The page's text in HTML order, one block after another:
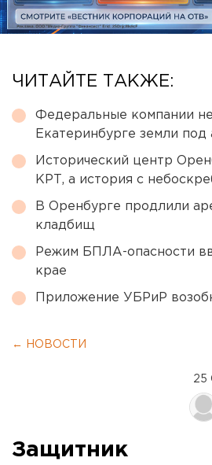
ЧИТАЙТЕ ТАКЖЕ:
Федеральные компании
Екатеринбурге земли под
Исторический центр
КРТ, а история с
В Оренбурге продлили
кладбищ
Режим БПЛА-опасности
крае
Приложение УБРиР
← НОВОСТИ
25
Защитник